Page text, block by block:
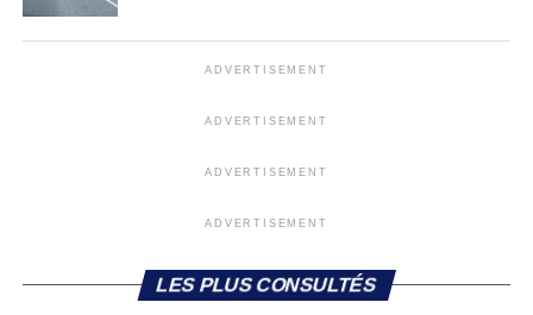
ADVERTISEMENT
ADVERTISEMENT
ADVERTISEMENT
ADVERTISEMENT
LES PLUS CONSULTÉS